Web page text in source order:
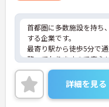
首都圏に多数施設を持ち
する企業です。
最寄り駅から徒歩5分で
整っておりますので安心
す。
ご興味ある方には、面接
詳細をお話しいたします
い。
詳細を見る